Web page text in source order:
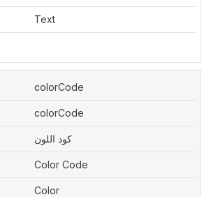
Text
colorCode
colorCode
كود اللون
Color Code
Color